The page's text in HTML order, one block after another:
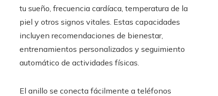
tu sueño, frecuencia cardíaca, temperatura de la
piel y otros signos vitales. Estas capacidades
incluyen recomendaciones de bienestar,
entrenamientos personalizados y seguimiento
automático de actividades físicas.
El anillo se conecta fácilmente a teléfonos